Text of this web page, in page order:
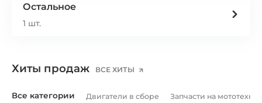
Остальное
1 шт.
Хиты продаж ВСЕ ХИТЫ
Все категории Двигатели в сборе Запчасти на